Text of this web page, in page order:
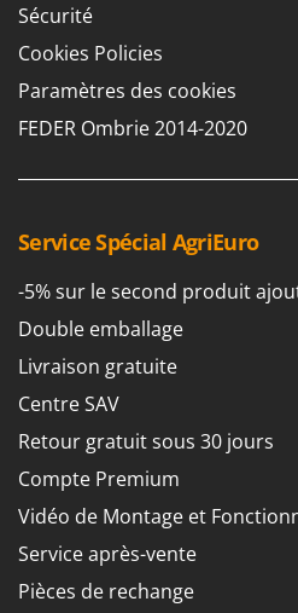
Y Yard Force
Z
ZGrills
Zomax
Sécurité
Cookies Policies
Paramètres des cookies
FEDER Ombrie 2014-2020
Service Spécial AgriEuro
-5% sur le second produit
Double emballage
Livraison gratuite
Centre SAV
Retour gratuit sous 30 jours
Compte Premium
Vidéo de Montage et
Service après-vente
Pièces de rechange